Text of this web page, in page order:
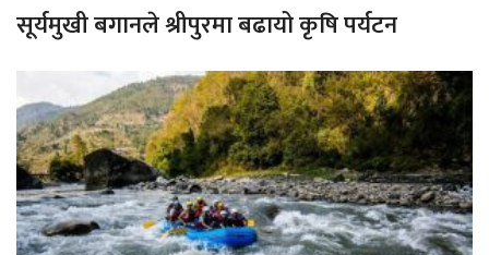
सूर्यमुखी बगानले श्रीपुरमा बढायो कृषि पर्यटन